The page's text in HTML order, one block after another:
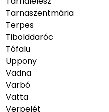
Tarnaszentmária
Terpes
Tibolddaróc
Tófalu
Uppony
Vadna
Varbó
Vatta
Verpelét